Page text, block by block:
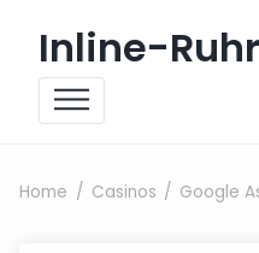
Inline-
Home Casinos Google